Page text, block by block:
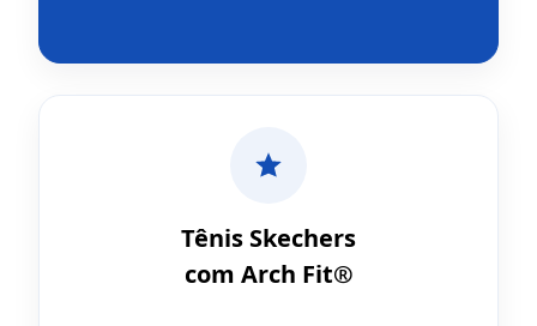
Tênis Skechers
com Arch Fit®